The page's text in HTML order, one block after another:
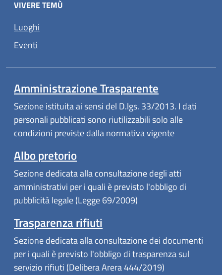
VIVERE TEMÙ
Luoghi
Eventi
Amministrazione Trasparente
Sezione istituita ai sensi del D.lgs. 33/2013. I dati
personali pubblicati sono riutilizzabili solo alle
condizioni previste dalla normativa vigente
Albo pretorio
Sezione dedicata alla consultazione degli atti
amministrativi per i quali è previsto l'obbligo di
pubblicità legale (Legge 69/2009)
Trasparenza rifiuti
Sezione dedicata alla consultazione dei documenti
per i quali è previsto l'obbligo di trasparenza sul
servizio rifiuti (Delibera Arera 444/2019)